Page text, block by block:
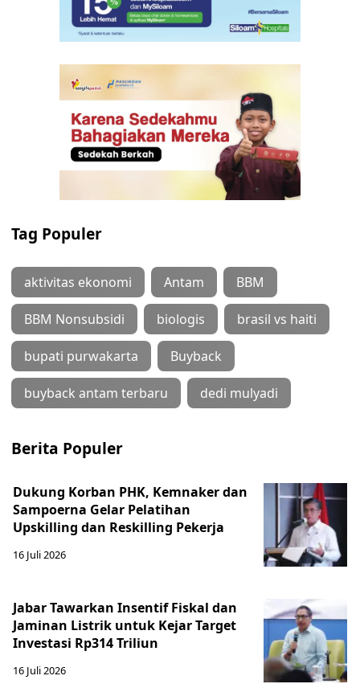
Tag Populer
aktivitas ekonomi Antam BBM
BBM Nonsubsidi biologis brasil vs haiti
bupati purwakarta Buyback
buyback antam terbaru dedi mulyadi
Berita Populer
Dukung Korban PHK, Kemnaker dan
Sampoerna Gelar Pelatihan
Upskilling dan Reskilling Pekerja
16 Juli 2026
Jabar Tawarkan Insentif Fiskal dan
Jaminan Listrik untuk Kejar Target
Investasi Rp314 Triliun
16 Juli 2026